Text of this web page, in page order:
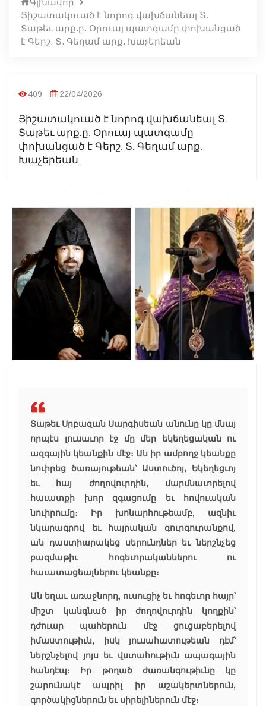
Յիշատակուած է նորոգ վախճանեալ Տ.
Տաթեւ արք.ը. Օրուայ պատգամը փոխանցած
է Գերշ. Տ. Գեղամ արք. Խաչերեան
409 22/04/2026
Յիշատակուած է նորոգ վախճանեալ Տ.
Տաթեւ արք.ը. Օրուայ պատգամը
փոխանցած է Գերշ. Տ. Գեղամ արք.
Խաչերեան
Տաթեւ Սրբազան Սարգիսեան անունը կը մնայ
որպէս լուսաւոր էջ մը մեր եկեղեցական ու
ազգային կեանքին մէջ։ Ան իր ամբողջ կեանքը
նուիրեց ծառայութեան՝ Աստուծոյ, Եկեղեցւոյ
եւ հայ ժողովուրդին, մարմնաւորելով
հաւատքի խոր զգացումը եւ հովուական
նուիրումը։ Իր խոնարհութեամբ, ազնիւ
նկարագրով եւ հայրական գուրգուրանքով,
ան դաստիարակեց սերունդներ եւ ներշնչեց
բազմաթիւ հոգեւորականներու ու
հաւատացեալներու կեանքը։
Ան եղաւ առաջնորդ, ուսուցիչ եւ հոգեւոր հայր՝
միշտ կանգնած իր ժողովուրդին կողքին՝
դժուար պահերուն մէջ ցուցաբերելով
իմաստութիւն, իսկ յուսահատութեան դէմ՝
ներշնչելով յոյս եւ վստահութիւն ապագային
հանդէպ։ Իր թողած ժառանգութիւնը կը
շարունակէ ապրիլ իր աշակերտներուն,
գործակիցներուն եւ սիրելիներուն մէջ։